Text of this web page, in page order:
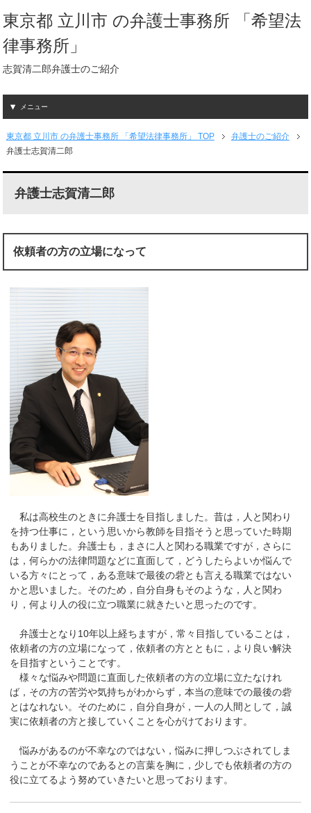
東京都 立川市 の弁護士事務所 「希望法
律事務所」
志賀清二郎弁護士のご紹介
メニュー
東京都 立川市 の弁護士事務所 「希望法律事務所」 TOP
弁護士のご紹介
弁護士志賀清二郎
弁護士志賀清二郎
依頼者の方の立場になって
私は高校生のときに弁護士を目指しました。昔は，人と関わり
を持つ仕事に，という思いから教師を目指そうと思っていた時期
もありました。弁護士も，まさに人と関わる職業ですが，さらに
は，何らかの法律問題などに直面して，どうしたらよいか悩んで
いる方々にとって，ある意味で最後の砦とも言える職業ではない
かと思いました。そのため，自分自身もそのような，人と関わ
り，何より人の役に立つ職業に就きたいと思ったのです。
弁護士となり10年以上経ちますが，常々目指していることは，
依頼者の方の立場になって，依頼者の方とともに，より良い解決
を目指すということです。
様々な悩みや問題に直面した依頼者の方の立場に立たなけれ
ば，その方の苦労や気持ちがわからず，本当の意味での最後の砦
とはなれない。そのために，自分自身が，一人の人間として，誠
実に依頼者の方と接していくことを心がけております。
悩みがあるのが不幸なのではない，悩みに押しつぶされてしま
うことが不幸なのであるとの言葉を胸に，少しでも依頼者の方の
役に立てるよう努めていきたいと思っております。